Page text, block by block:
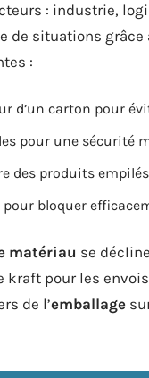
: industrie,
de situations
:
d’un carton pour
pour une sécurité
des produits empilés
pour bloquer
matériau se
kraft pour les
de l’emballage